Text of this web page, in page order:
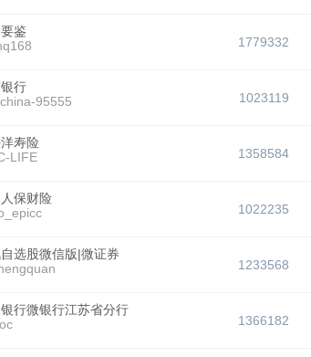
鉴
1779332
行
95555
1023119
寿险
LIFE
1358584
保财险
1022235
选股微信版|微证券
1233568
行微银行江苏省分行
1366182